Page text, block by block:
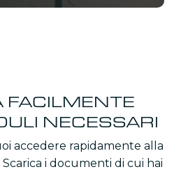
FACILMENTE
NECESSARI
accedere rapidamente alla
i documenti di cui hai